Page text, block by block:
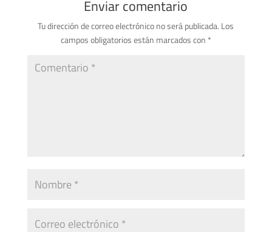
Enviar comentario
Tu dirección de correo electrónico no será publicada. Los
campos obligatorios están marcados con *